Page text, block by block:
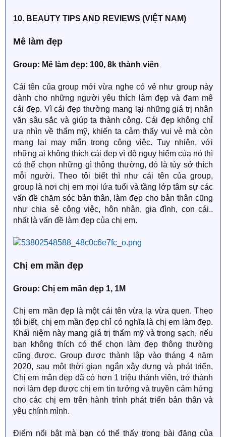
10. BEAUTY TIPS AND REVIEWS (VIỆT NAM)
Mê làm đẹp
Group: Mê làm đẹp: 100, 8k thành viên
Cái tên của group mới vừa nghe có vẻ như group này
dành cho những người yêu thích làm đẹp và đam mê
cái đẹp. Vì cái đẹp thường mang lại những giá trị nhân
văn sâu sắc và giúp ta thành công. Cái đẹp không chỉ
ưa nhìn về thẩm mỹ, khiến ta cảm thấy vui vẻ mà còn
mang lại may mắn trong công việc. Tuy nhiên, với
những ai không thích cái đẹp vì độ nguy hiểm của nó thì
có thể chọn những gì thông thường, đó là tùy sở thích
mỗi người. Theo tôi biết thì như cái tên của group,
group là nơi chị em mọi lứa tuổi và tầng lớp tâm sự các
vấn đề chăm sóc bản thân, làm đẹp cho bản thân cũng
như chia sẻ công việc, hôn nhân, gia đình, con cái..
nhất là vấn đề làm đẹp của chị em.
Chị em mần đẹp
Group: Chị em mần đẹp 1, 1M
Chị em mần đẹp là một cái tên vừa lạ vừa quen. Theo
tôi biết, chị em mần đẹp chỉ có nghĩa là chị em làm đẹp.
Khái niệm này mang giá trị thẩm mỹ và trong sạch, nếu
bạn không thích có thể chọn làm đẹp thông thường
cũng được. Group được thành lập vào tháng 4 năm
2020, sau một thời gian ngắn xây dựng và phát triển,
Chị em mần đẹp đã có hơn 1 triệu thành viên, trở thành
nơi làm đẹp được chị em tin tưởng và truyền cảm hứng
cho các chị em trên hành trình phát triển bản thân và
yêu chính mình.
Điểm nổi bật mà bạn có thể thấy trong bài đăng của